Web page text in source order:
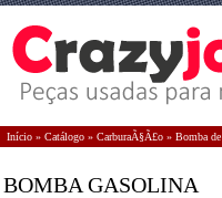
Início » Catálogo » CarburaÃ§Ã£o » Bomba
BOMBA GASOLINA